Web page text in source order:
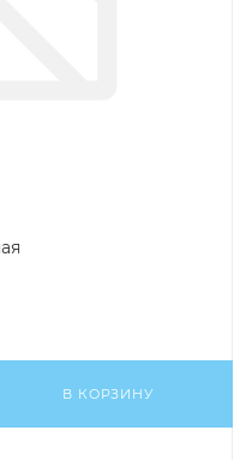
В КОРЗИНУ